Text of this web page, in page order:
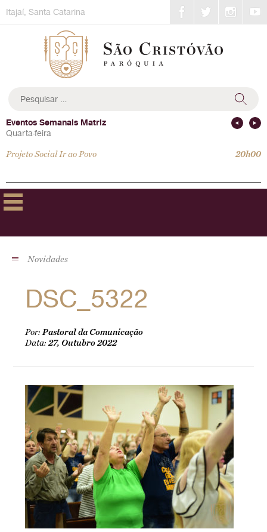
toItajaí, Santa Catarina
por:
Eventos Semanais Matriz
Quarta-feira
Projeto Social Ir ao Povo 20h00
Novidades
DSC_5322
Por:Pastoral da Comunicação
Data:27, Outubro 2022